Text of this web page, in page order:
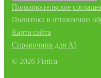
Пользовательское
Политика в отношении
Карта сайта
Справочник для AI
© 2026 Flatica